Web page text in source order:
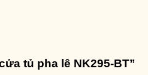
tủ pha lê NK295-BT”